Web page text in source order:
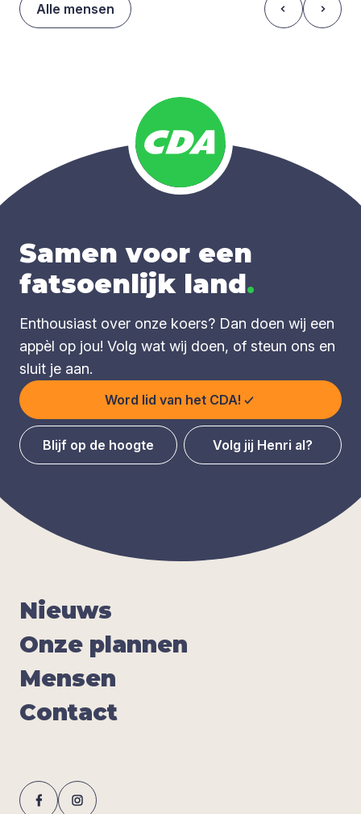
Alle mensen
Samen voor een
fatsoenlijk land.
Enthousiast over onze koers? Dan doen wij een
appèl op jou! Volg wat wij doen, of steun ons en
sluit je aan.
Word lid van het CDA!
Blijf op de hoogte Volg jij Henri al?
Nieuws
Onze plan­nen
Men­sen
Con­tact